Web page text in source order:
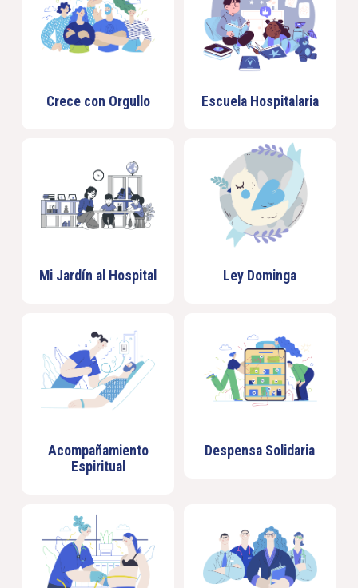
Crece con Orgullo Escuela Hospitalaria
Mi Jardín al Hospital Ley Dominga
Acompañamiento
Espiritual
Despensa Solidaria